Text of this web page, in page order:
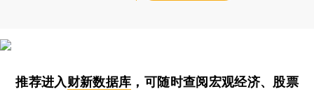
推荐进入财新数据库 ，可随时查阅宏观经济、股票